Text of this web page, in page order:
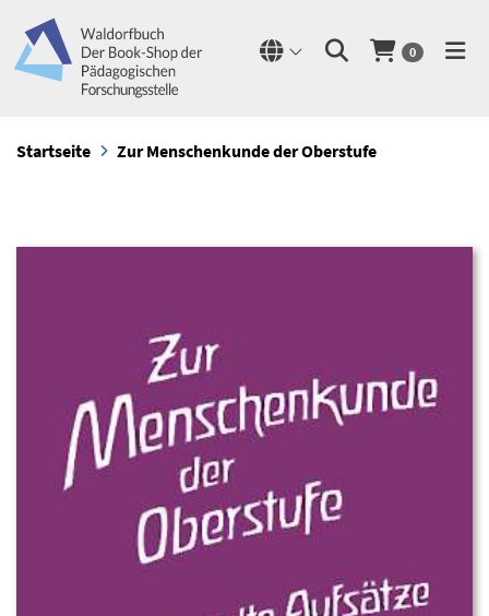
0
Startseite Zur Menschenkunde der Oberstufe